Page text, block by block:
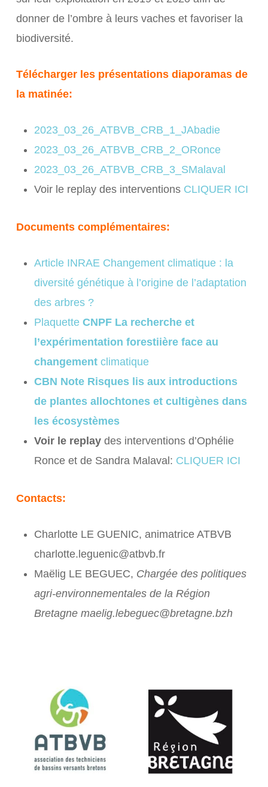
donner de l’ombre à leurs vaches et favoriser la
biodiversité.
Télécharger les présentations diaporamas de
la matinée:
2023_03_26_ATBVB_CRB_1_JAbadie
2023_03_26_ATBVB_CRB_2_ORonce
2023_03_26_ATBVB_CRB_3_SMalaval
Voir le replay des interventions CLIQUER ICI
Documents complémentaires:
Article INRAE Changement climatique : la
diversité génétique à l’origine de l’adaptation
des arbres ?
PlaquetteCNPF La recherche et
l’expérimentation forestiière face au
changementclimatique
CBN Note Risques lis aux introductions
de plantes allochtones et cultigènes dans
les écosystèmes
Voir le replaydes interventions d’Ophélie
Ronce et de Sandra Malaval: CLIQUER ICI
Contacts:
Charlotte LE GUENIC, animatrice ATBVB
charlotte.leguenic@atbvb.fr
Maëlig LE BEGUEC, Chargée des politiques
agri-environnementales de la Région
Bretagne maelig.lebeguec@bretagne.bzh